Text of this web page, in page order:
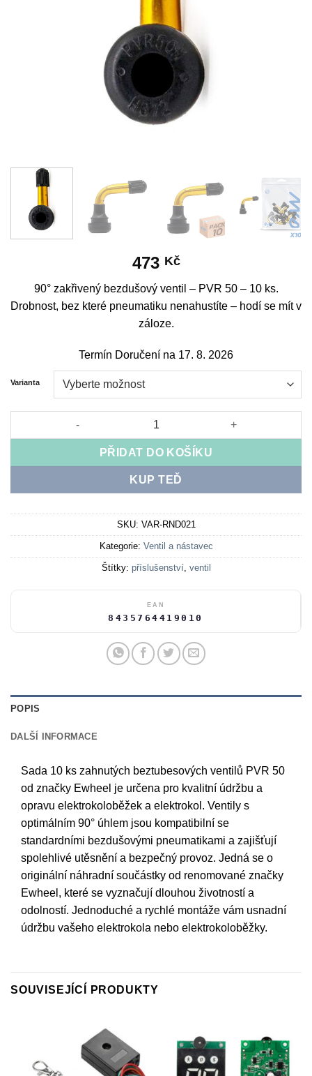
473 Kč
90° zakřivený bezdušový ventil – PVR 50 – 10 ks.
Drobnost, bez které pneumatiku nenahustíte – hodí se mít v
záloze.
Termín Doručení na 17. 8. 2026
Varianta
90° curved tubeless valve - PVR 50 - 10pcs množství
PŘIDAT DO KOŠÍKU
KUP TEĎ
SKU: VAR-RND021
Kategorie: Ventil a nástavec
Štítky: příslušenství, ventil
EAN
8435764419010
POPIS
DALŠÍ INFORMACE
Sada 10 ks zahnutých beztubesových ventilů PVR 50
od značky Ewheel je určena pro kvalitní údržbu a
opravu elektrokoloběžek a elektrokol. Ventily s
optimálním 90° úhlem jsou kompatibilní se
standardními bezdušovými pneumatikami a zajišťují
spolehlivé utěsnění a bezpečný provoz. Jedná se o
originální náhradní součástky od renomované značky
Ewheel, které se vyznačují dlouhou životností a
odolností. Jednoduché a rychlé montáže vám usnadní
údržbu vašeho elektrokola nebo elektrokoloběžky.
SOUVISEJÍCÍ PRODUKTY